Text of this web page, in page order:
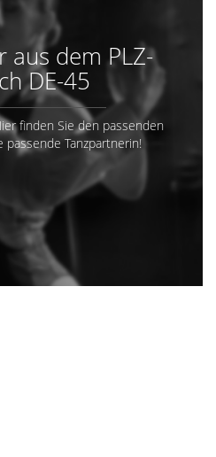
aus dem PLZ-
DE-45
finden Sie den passenden
passende Tanzpartnerin!